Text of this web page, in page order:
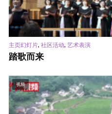
主页幻灯片, 社区活动, 艺术表演
踏歌而来
视频